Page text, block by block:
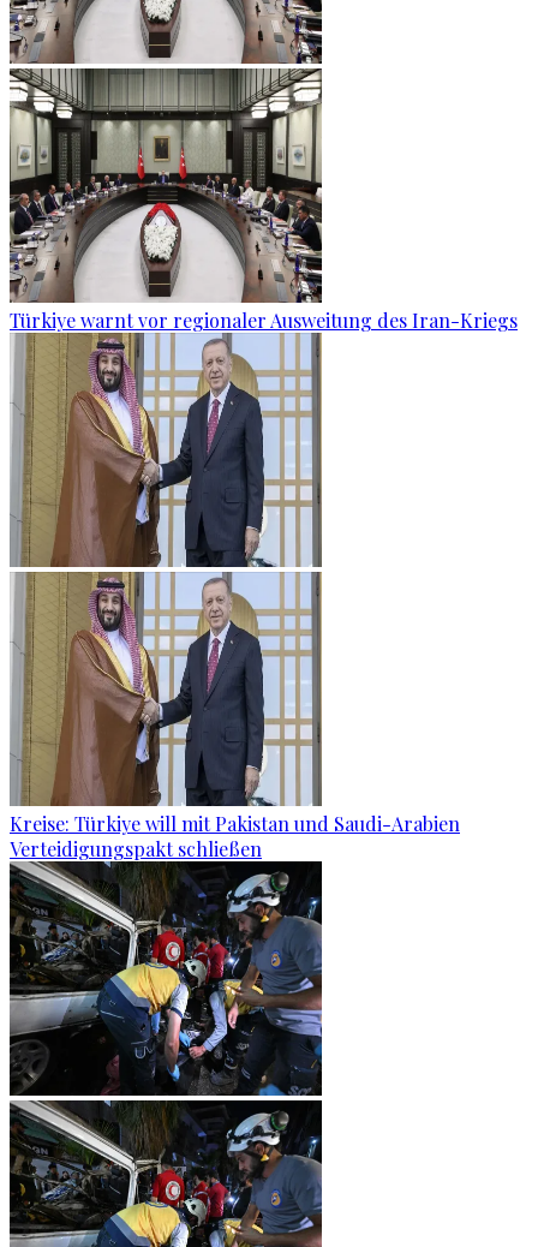
Türkiye warnt vor regionaler Ausweitung des Iran-Kriegs
Kreise: Türkiye will mit Pakistan und Saudi-Arabien
Verteidigungspakt schließen